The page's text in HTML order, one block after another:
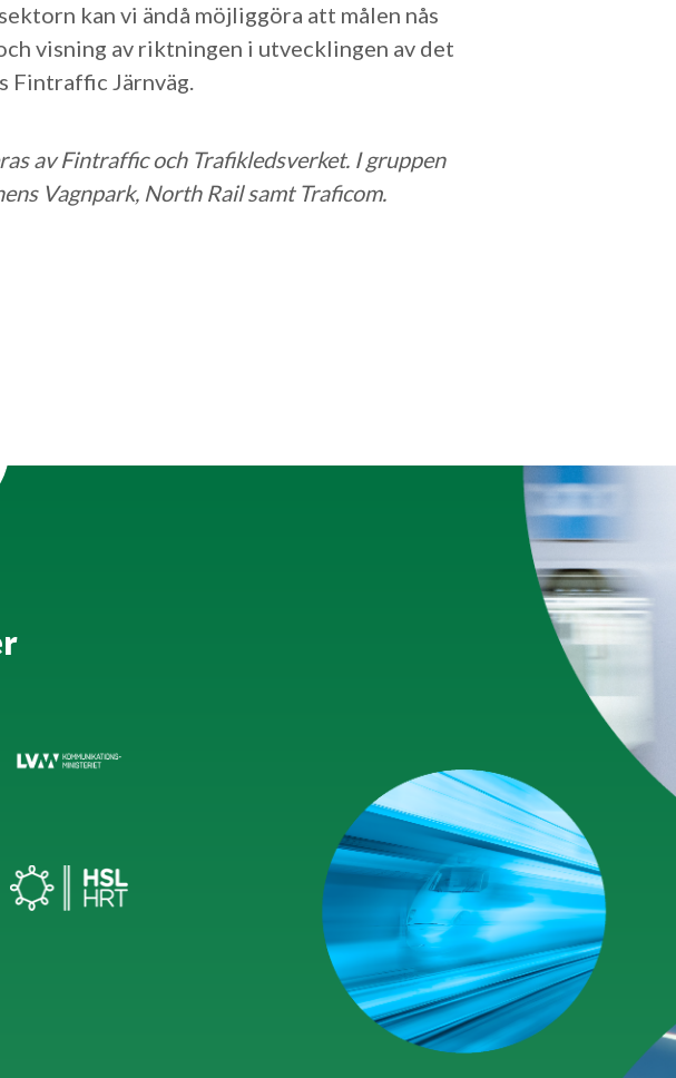
kan vi ändå möjliggöra att målen nås
visning av riktningen i utvecklingen av det
Fintraffic Järnväg.
av Fintraffic och Trafikledsverket. I gruppen
Vagnpark, North Rail samt Traficom.